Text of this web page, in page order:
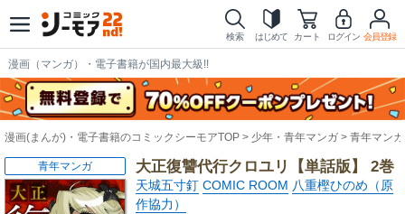
検索 はじめて カート ログイン 会員登録
漫画（マンガ）・電子書籍が国内最大級!!
漫画(まんが)・電子書籍のコミックシーモアTOP 少年・青年マンガ 青年マンガ
大正復讐代行クロユリ【単話版】 2巻
天城五寸釘 COMIC ROOM 八重樫ひのめ（原
作協力）
青年マンガ